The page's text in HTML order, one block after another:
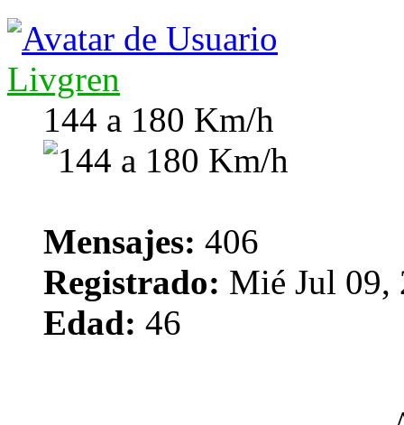
Livgren
144 a 180 Km/h
Mensajes: 406
Registrado: Mié Jul 09,
Edad: 46